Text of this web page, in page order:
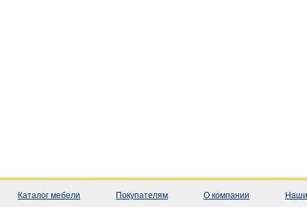
Каталог мебели Покупателям О компании